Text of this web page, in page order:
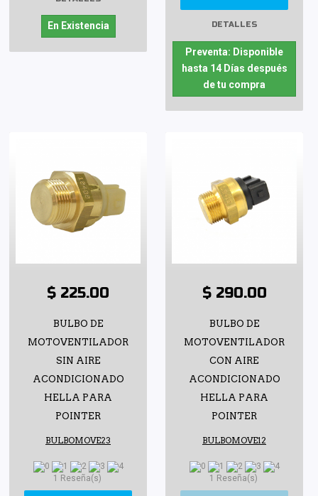
En Existencia DETALLES
Preventa: Disponible
hasta 14 Días después
de tu compra
$ 225.00
BULBO DE
MOTOVENTILADOR
SIN AIRE
ACONDICIONADO
HELLA PARA
POINTER
BULBOMOVE23
1 Reseña(s)
$ 290.00
BULBO DE
MOTOVENTILADOR
CON AIRE
ACONDICIONADO
HELLA PARA
POINTER
BULBOMOVE12
1 Reseña(s)